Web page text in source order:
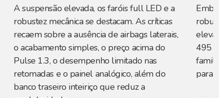
A suspensão elevada, os faróis full LED e a
robustez mecânica se destacam. As críticas
recaem sobre a ausência de airbags laterais,
o acabamento simples, o preço acima do
Pulse 1.3, o desempenho limitado nas
retomadas e o painel analógico, além do
banco traseiro inteiriço que reduz a
495
para